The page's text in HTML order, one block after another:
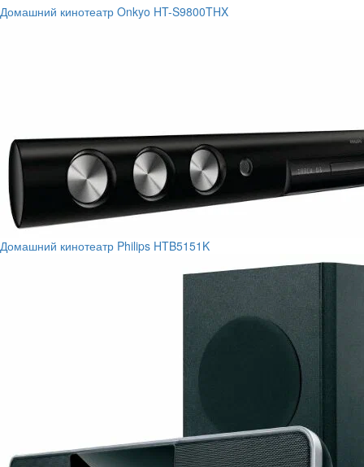
Домашний кинотеатр Onkyo HT-S9800THX
Домашний кинотеатр Philips HTB5151K